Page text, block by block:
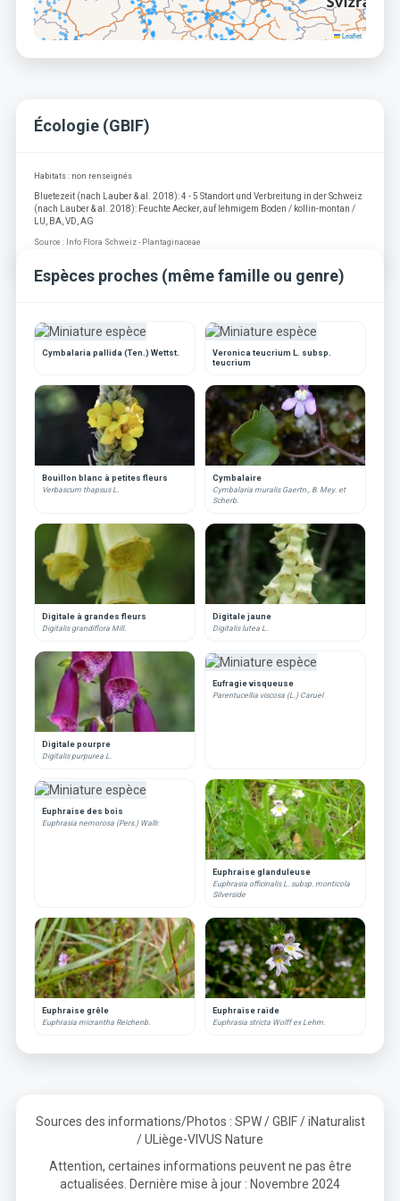
Leaflet
Écologie (GBIF)
Habitats : non renseignés
Bluetezeit (nach Lauber & al. 2018): 4 - 5 Standort und Verbreitung in der Schweiz
(nach Lauber & al. 2018): Feuchte Aecker, auf lehmigem Boden / kollin-montan /
LU, BA, VD, AG
Source : Info Flora Schweiz - Plantaginaceae
Espèces proches (même famille ou genre)
Cymbalaria pallida (Ten.) Wettst.
Veronica teucrium L. subsp.
teucrium
Bouillon blanc à petites fleurs
Verbascum thapsus L.
Cymbalaire
Cymbalaria muralis Gaertn., B. Mey. et
Scherb.
Digitale à grandes fleurs
Digitalis grandiflora Mill.
Digitale jaune
Digitalis lutea L.
Digitale pourpre
Digitalis purpurea L.
Eufragie visqueuse
Parentucellia viscosa (L.) Caruel
Euphraise des bois
Euphrasia nemorosa (Pers.) Wallr.
Euphraise glanduleuse
Euphrasia officinalis L. subsp. monticola
Silverside
Euphraise grêle
Euphrasia micrantha Reichenb.
Euphraise raide
Euphrasia stricta Wolff ex Lehm.
Sources des informations/Photos : SPW / GBIF / iNaturalist
/ ULiège-VIVUS Nature
Attention, certaines informations peuvent ne pas être
actualisées. Dernière mise à jour : Novembre 2024